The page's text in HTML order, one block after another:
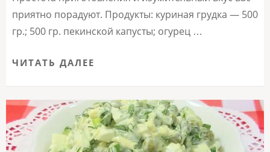
приятно порадуют. Продукты: куриная грудка — 500
гр.; 500 гр. пекинской капусты; огурец …
ЧИТАТЬ ДАЛЕЕ